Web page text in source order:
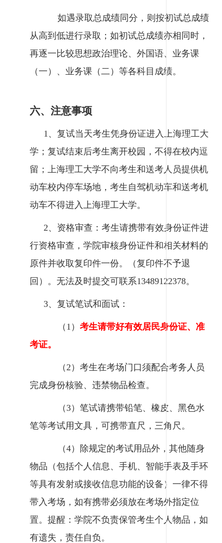
如遇录取总成绩同分，则按初试总成绩
从高到低进行录取；如初试总成绩亦相同时，
再逐一比较思想政治理论、外国语、业务课
（一）、业务课（二）等各科目成绩。
六、注意事项
1、复试当天考生凭身份证进入上海理工大
学；复试结束后考生离开校园，不得在校内逗
留；上海理工大学不向考生和送考人员提供机
动车校内停车场地，考生自驾机动车和送考机
动车不得进入上海理工大学。
2、资格审查：考生请携带有效身份证件进
行资格审查，学院审核身份证件和相关材料的
原件并收取复印件一份。（复印件不予退
回）。无法及时提交可联系13489122378。
3、复试笔试和面试：
（1） 考生请带好有效居民身份证、准
考证。
（2）考生在考场门口须配合考务人员
完成身份核验、违禁物品检查。
（3）笔试请携带铅笔、橡皮、黑色水
笔等考试用文具，可携带直尺，三角尺。
（4）除规定的考试用品外，其他随身
物品（包括个人信息、手机、智能手表及手环
等具有发射或接收信息功能的设备）一律不得
带入考场，如有携带必须放在考场外指定位
置。提醒：学院不负责保管考生个人物品，如
有遗失，责任自负。